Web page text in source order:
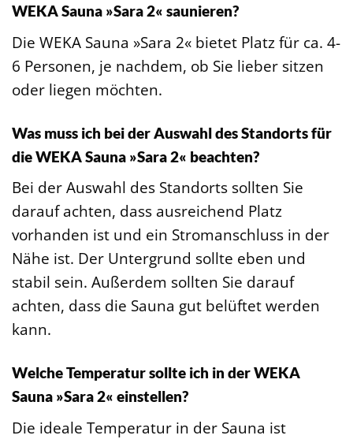
WEKA Sauna »Sara 2« saunieren?
Die WEKA Sauna »Sara 2« bietet Platz für ca. 4-
6 Personen, je nachdem, ob Sie lieber sitzen
oder liegen möchten.
Was muss ich bei der Auswahl des Standorts für
die WEKA Sauna »Sara 2« beachten?
Bei der Auswahl des Standorts sollten Sie
darauf achten, dass ausreichend Platz
vorhanden ist und ein Stromanschluss in der
Nähe ist. Der Untergrund sollte eben und
stabil sein. Außerdem sollten Sie darauf
achten, dass die Sauna gut belüftet werden
kann.
Welche Temperatur sollte ich in der WEKA
Sauna »Sara 2« einstellen?
Die ideale Temperatur in der Sauna ist